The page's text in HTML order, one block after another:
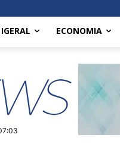
IGERAL ECONOMIA